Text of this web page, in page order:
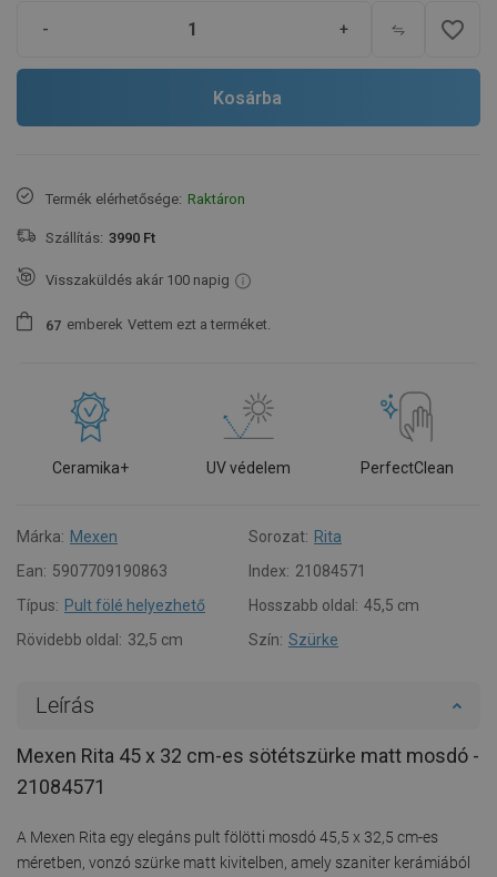
- + favorite_border
Kosárba
Termék elérhetősége: Raktáron
Szállítás: 3990 Ft
Visszaküldés akár 100 napig
67 emberek Vettem ezt a terméket.
Ceramika+ UV védelem PerfectClean
Márka: Mexen Sorozat: Rita
Ean: 5907709190863 Index: 21084571
Típus: Pult fölé helyezhető Hosszabb oldal: 45,5 cm
Rövidebb oldal: 32,5 cm Szín: Szürke
Leírás
Mexen Rita 45 x 32 cm-es sötétszürke matt mosdó -
21084571
A Mexen Rita egy elegáns pult fölötti mosdó 45,5 x 32,5 cm-es
méretben, vonzó szürke matt kivitelben, amely szaniter kerámiából